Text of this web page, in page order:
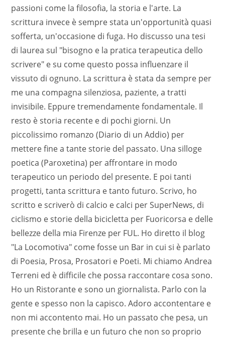
passioni come la filosofia, la storia e l'arte. La
scrittura invece è sempre stata un'opportunità quasi
sofferta, un'occasione di fuga. Ho discusso una tesi
di laurea sul "bisogno e la pratica terapeutica dello
scrivere" e su come questo possa influenzare il
vissuto di ognuno. La scrittura è stata da sempre per
me una compagna silenziosa, paziente, a tratti
invisibile. Eppure tremendamente fondamentale. Il
resto è storia recente e di pochi giorni. Un
piccolissimo romanzo (Diario di un Addio) per
mettere fine a tante storie del passato. Una silloge
poetica (Paroxetina) per affrontare in modo
terapeutico un periodo del presente. E poi tanti
progetti, tanta scrittura e tanto futuro. Scrivo, ho
scritto e scriverò di calcio e calci per SuperNews, di
ciclismo e storie della bicicletta per Fuoricorsa e delle
bellezze della mia Firenze per FUL. Ho diretto il blog
"La Locomotiva" come fosse un Bar in cui si è parlato
di Poesia, Prosa, Prosatori e Poeti. Mi chiamo Andrea
Terreni ed è difficile che possa raccontare cosa sono.
Ho un Ristorante e sono un giornalista. Parlo con la
gente e spesso non la capisco. Adoro accontentare e
non mi accontento mai. Ho un passato che pesa, un
presente che brilla e un futuro che non so proprio